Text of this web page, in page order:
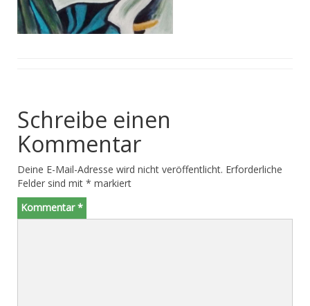
Schreibe einen
Kommentar
Deine E-Mail-Adresse wird nicht veröffentlicht. Erforderliche
Felder sind mit * markiert
Kommentar*